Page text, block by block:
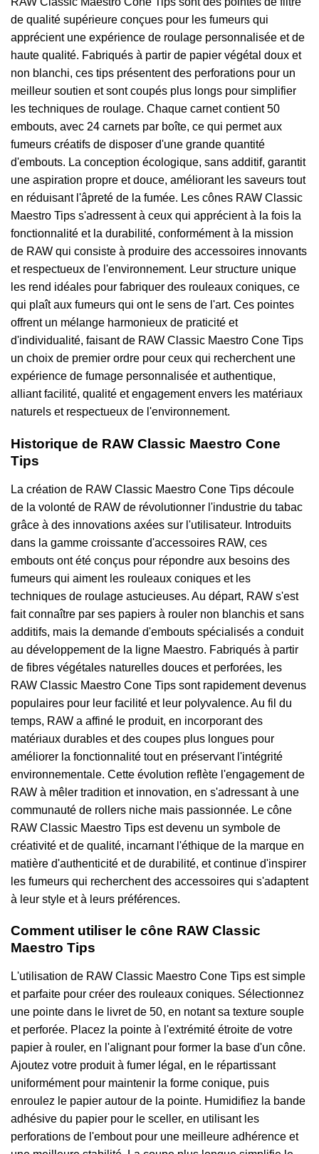
de qualité supérieure conçues pour les fumeurs qui
apprécient une expérience de roulage personnalisée et de
haute qualité. Fabriqués à partir de papier végétal doux et
non blanchi, ces tips présentent des perforations pour un
meilleur soutien et sont coupés plus longs pour simplifier
les techniques de roulage. Chaque carnet contient 50
embouts, avec 24 carnets par boîte, ce qui permet aux
fumeurs créatifs de disposer d'une grande quantité
d'embouts. La conception écologique, sans additif, garantit
une aspiration propre et douce, améliorant les saveurs tout
en réduisant l'âpreté de la fumée. Les cônes RAW Classic
Maestro Tips s'adressent à ceux qui apprécient à la fois la
fonctionnalité et la durabilité, conformément à la mission
de RAW qui consiste à produire des accessoires innovants
et respectueux de l'environnement. Leur structure unique
les rend idéales pour fabriquer des rouleaux coniques, ce
qui plaît aux fumeurs qui ont le sens de l'art. Ces pointes
offrent un mélange harmonieux de praticité et
d'individualité, faisant de RAW Classic Maestro Cone Tips
un choix de premier ordre pour ceux qui recherchent une
expérience de fumage personnalisée et authentique,
alliant facilité, qualité et engagement envers les matériaux
naturels et respectueux de l'environnement.
Historique de RAW Classic Maestro Cone
Tips
La création de RAW Classic Maestro Cone Tips découle
de la volonté de RAW de révolutionner l'industrie du tabac
grâce à des innovations axées sur l'utilisateur. Introduits
dans la gamme croissante d'accessoires RAW, ces
embouts ont été conçus pour répondre aux besoins des
fumeurs qui aiment les rouleaux coniques et les
techniques de roulage astucieuses. Au départ, RAW s'est
fait connaître par ses papiers à rouler non blanchis et sans
additifs, mais la demande d'embouts spécialisés a conduit
au développement de la ligne Maestro. Fabriqués à partir
de fibres végétales naturelles douces et perforées, les
RAW Classic Maestro Cone Tips sont rapidement devenus
populaires pour leur facilité et leur polyvalence. Au fil du
temps, RAW a affiné le produit, en incorporant des
matériaux durables et des coupes plus longues pour
améliorer la fonctionnalité tout en préservant l'intégrité
environnementale. Cette évolution reflète l'engagement de
RAW à mêler tradition et innovation, en s'adressant à une
communauté de rollers niche mais passionnée. Le cône
RAW Classic Maestro Tips est devenu un symbole de
créativité et de qualité, incarnant l'éthique de la marque en
matière d'authenticité et de durabilité, et continue d'inspirer
les fumeurs qui recherchent des accessoires qui s'adaptent
à leur style et à leurs préférences.
Comment utiliser le cône RAW Classic
Maestro Tips
L'utilisation de RAW Classic Maestro Cone Tips est simple
et parfaite pour créer des rouleaux coniques. Sélectionnez
une pointe dans le livret de 50, en notant sa texture souple
et perforée. Placez la pointe à l'extrémité étroite de votre
papier à rouler, en l'alignant pour former la base d'un cône.
Ajoutez votre produit à fumer légal, en le répartissant
uniformément pour maintenir la forme conique, puis
enroulez le papier autour de la pointe. Humidifiez la bande
adhésive du papier pour le sceller, en utilisant les
perforations de l'embout pour une meilleure adhérence et